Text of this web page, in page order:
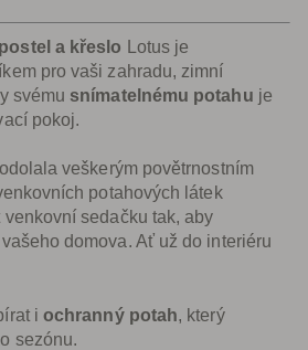
a křeslo Lotus je
pro vaši zahradu, zimní
svému snímatelnému potahu je
pokoj.
veškerým povětrnostním
potahových látek
sedačku tak, aby
domova. Ať už do interiéru
iochranný potah, který
sezónu.